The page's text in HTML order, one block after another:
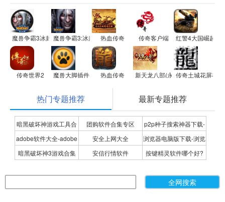
魔兽争霸3冰封王座修改器
魔兽争霸3:冰封王座热血传奇 传奇客户端 红警4大国崛起
传奇世界2 魔兽大脚插件 热血传奇 新天龙八部(永恒经典版)
传奇土城花屏补丁
热门专题推荐 最新专题推荐
暗黑破坏神游戏工具合
集
团购软件合集专区
p2p种子搜索神器下载-
P2P种子搜索神器专题
adobe软件大全-adobe
全系列软件下载-adobe
安全上网大全
浏览器电脑版下载-浏览
器下载合集
暗黑破坏神3游戏合集 安信行情软件
按键精灵软件哪个好?